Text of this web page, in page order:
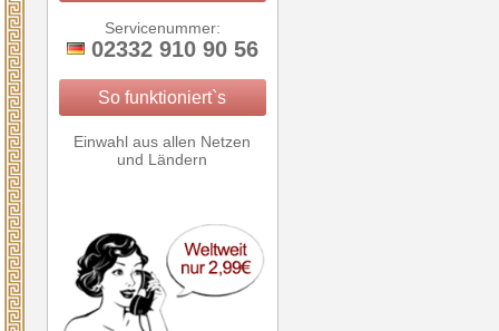
Servicenummer:
02332 910 90 56
So funktioniert`s
Einwahl aus allen Netzen
und Ländern